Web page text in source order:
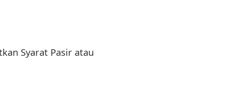
Syarat Pasir atau